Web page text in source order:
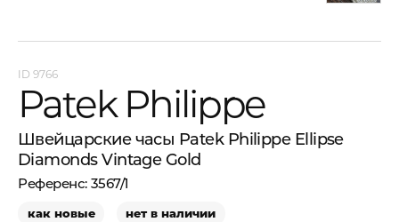
9766
Patek Philippe
Швейцарские часы Patek Philippe Ellipse
Diamonds Vintage Gold
3567/1
как новые нет в наличии